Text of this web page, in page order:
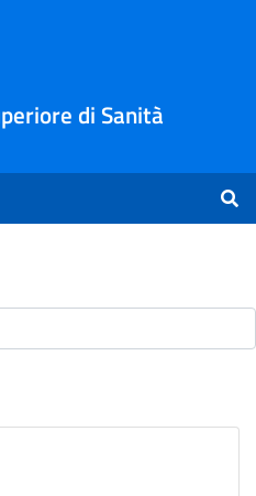
di Sanità
Ricerca -